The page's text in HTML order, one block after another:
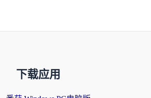
下载应用